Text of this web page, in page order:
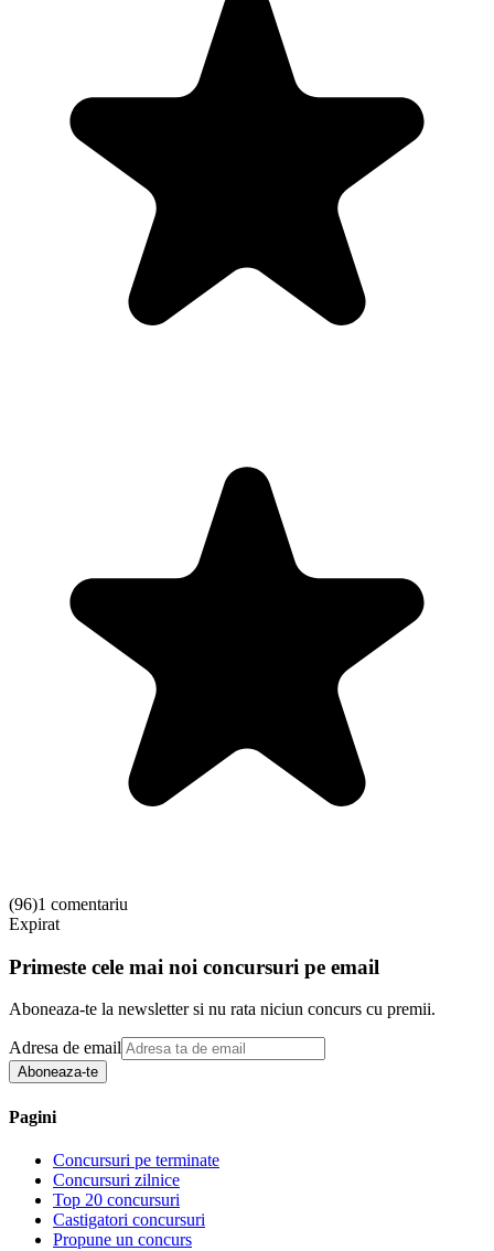
(96)1 comentariu
Expirat
Primeste cele mai noi concursuri pe email
Aboneaza-te la newsletter si nu rata niciun concurs cu premii.
Adresa de email
Aboneaza-te
Pagini
Concursuri pe terminate
Concursuri zilnice
Top 20 concursuri
Castigatori concursuri
Propune un concurs